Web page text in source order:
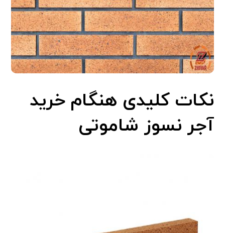
نکات کلیدی هنگام خرید
آجر نسوز شاموتی